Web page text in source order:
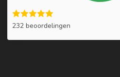
232 beoordelingen